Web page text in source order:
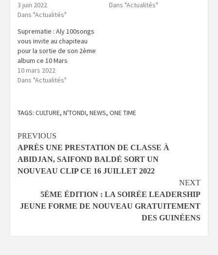
3 juin 2022
Dans "Actualités"
Dans "Actualités"
Suprematie : Aly 100songs
vous invite au chapiteau
pour la sortie de son 2ème
album ce 10 Mars
10 mars 2022
Dans "Actualités"
TAGS: CULTURE, N'TONDI, NEWS, ONE TIME
Continue
Reading
PREVIOUS
APRÈS UNE PRESTATION DE CLASSE À
ABIDJAN, SAIFOND BALDÉ SORT UN
NOUVEAU CLIP CE 16 JUILLET 2022
NEXT
5ÈME ÉDITION : LA SOIRÉE LEADERSHIP
JEUNE FORME DE NOUVEAU GRATUITEMENT
DES GUINÉENS